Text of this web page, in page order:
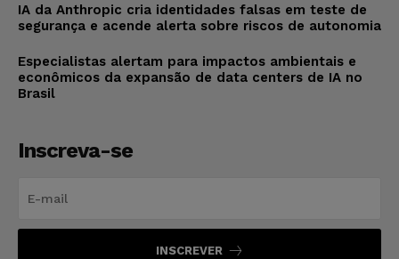
IA da Anthropic cria identidades falsas em teste de
segurança e acende alerta sobre riscos de autonomia
Especialistas alertam para impactos ambientais e
econômicos da expansão de data centers de IA no
Brasil
Inscreva-se
INSCREVER